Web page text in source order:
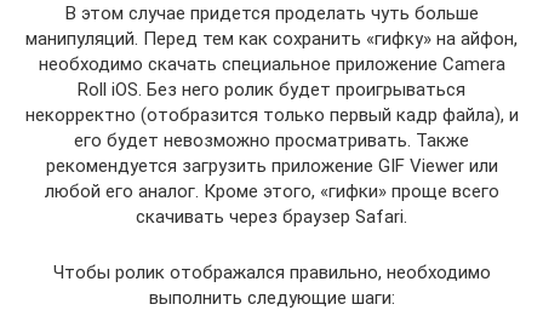
В этом случае придется проделать чуть больше
манипуляций. Перед тем как сохранить «гифку» на айфон,
необходимо скачать специальное приложение Camera
Roll iOS. Без него ролик будет проигрываться
некорректно (отобразится только первый кадр файла), и
его будет невозможно просматривать. Также
рекомендуется загрузить приложение GIF Viewer или
любой его аналог. Кроме этого, «гифки» проще всего
скачивать через браузер Safari.
Чтобы ролик отображался правильно, необходимо
выполнить следующие шаги: